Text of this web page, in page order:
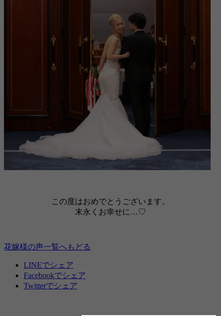
この度はおめでとうございます。
末永くお幸せに…♡
花嫁様の声一覧へもどる
LINEでシェア
Facebookでシェア
Twitterでシェア